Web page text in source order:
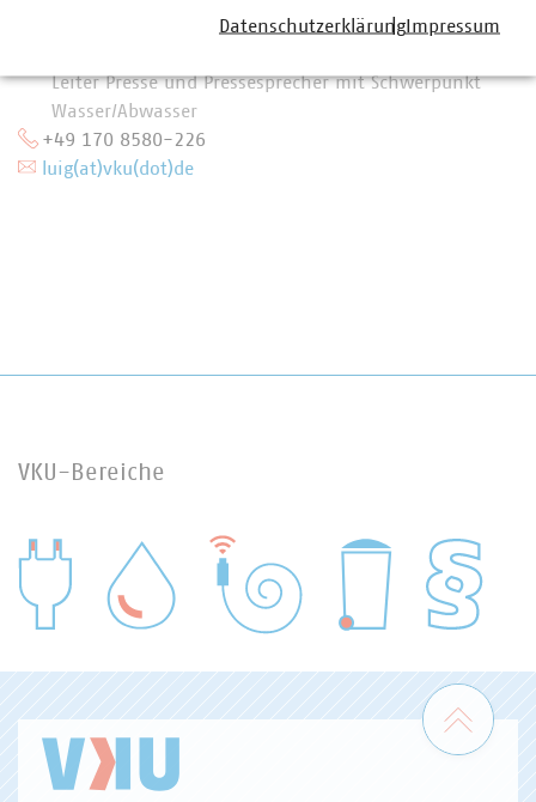
Leiter Presse und Pressesprecher mit Schwerpunkt
Wasser/Abwasser
+49 170 8580-226
luig(at)vku(dot)de
VKU-Bereiche
WASSER/ABWASSER
Zum
DatenschutzerklärungImpressum